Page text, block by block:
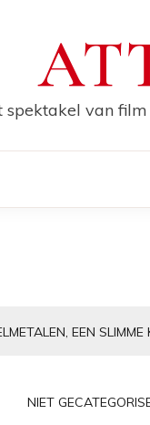
spektakel van
EEN
NIET